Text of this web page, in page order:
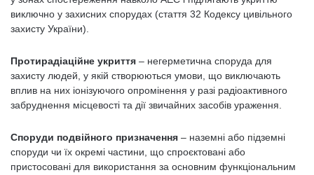
виключно у захисних спорудах (стаття 32 Кодексу цивільного
захисту України).
Протирадіаційне укриття – негерметична споруда для
захисту людей, у якій створюються умови, що виключають
вплив на них іонізуючого опромінення у разі радіоактивного
забруднення місцевості та дії звичайних засобів ураження.
Споруди подвійного призначення – наземні або підземні
споруди чи їх окремі частини, що спроєктовані або
пристосовані для використання за основним функціональним